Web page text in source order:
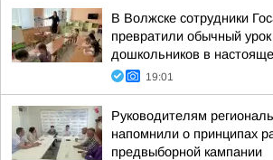
В Волжске сотрудники
превратили обычный
дошкольников в
19:01
Руководителям
напомнили о принципах
предвыборной кампании